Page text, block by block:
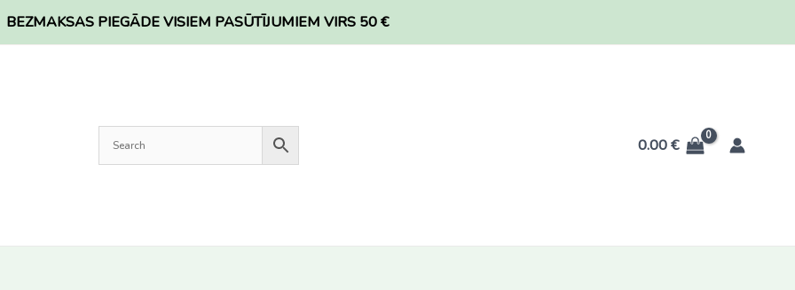
BEZMAKSAS PIEGĀDE VISIEM PASŪTĪJUMIEM VIRS 50 €
0.00€